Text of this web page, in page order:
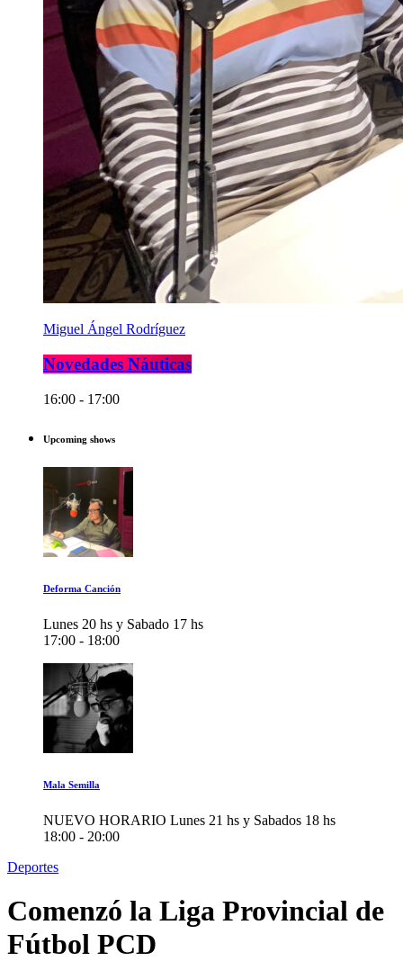
Miguel Ángel Rodríguez
Novedades Náuticas
16:00 - 17:00
Upcoming shows
Deforma Canción
Lunes 20 hs y Sabado 17 hs
17:00 - 18:00
Mala Semilla
NUEVO HORARIO Lunes 21 hs y Sabados 18 hs
18:00 - 20:00
Deportes
Comenzó la Liga Provincial de
Fútbol PCD